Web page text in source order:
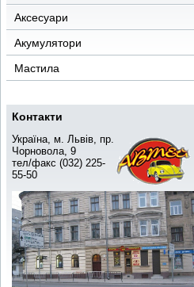
Аксесуари
Акумулятори
Мастила
Контакти
Україна, м. Львів, пр.
Чорновола, 9
тел/факс (032) 225-
55-50